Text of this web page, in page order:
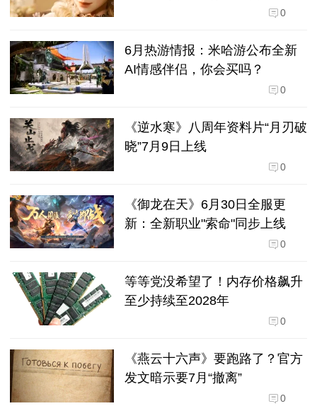
0
6月热游情报：米哈游公布全新
AI情感伴侣，你会买吗？
0
《逆水寒》八周年资料片“月刃破
晓”7月9日上线
0
《御龙在天》6月30日全服更
新：全新职业"索命"同步上线
0
等等党没希望了！内存价格飙升
至少持续至2028年
0
《燕云十六声》要跑路了？官方
发文暗示要7月“撤离”
0